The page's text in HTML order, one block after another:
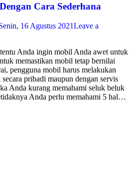
Cara Sederhana
16 Agustus 2021Leave a
Anda ingin mobil Anda awet untuk
memastikan mobil tetap bernilai
pengguna mobil harus melakukan
pribadi maupun dengan servis
Anda kurang memahami seluk beluk
Anda perlu memahami 5 hal…